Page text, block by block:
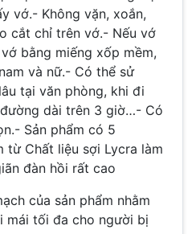
vớ.- Không vặn, xoắn,
cắt chỉ trên vớ.- Nếu vớ
bằng miếng xốp mềm,
và nữ.- Có thể sử
tại văn phòng, khi đi
dài trên 3 giờ…- Có
Sản phẩm có 5
từ Chất liệu sợi Lycra làm
đàn hồi rất cao
của sản phẩm nhằm
mái tối đa cho người bị